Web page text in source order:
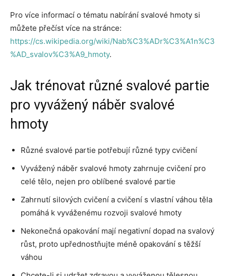
Pro více informací o tématu nabírání svalové hmoty si
můžete přečíst více na stránce:
https://cs.wikipedia.org/wiki/Nab%C3%ADr%C3%A1n%C3
%AD_svalov%C3%A9_hmoty.
Jak trénovat různé svalové partie
pro vyvážený náběr svalové
hmoty
Různé svalové partie potřebují různé typy cvičení
Vyvážený náběr svalové hmoty zahrnuje cvičení pro
celé tělo, nejen pro oblíbené svalové partie
Zahrnutí silových cvičení a cvičení s vlastní váhou těla
pomáhá k vyváženému rozvoji svalové hmoty
Nekonečná opakování mají negativní dopad na svalový
růst, proto upřednostňujte méně opakování s těžší
váhou